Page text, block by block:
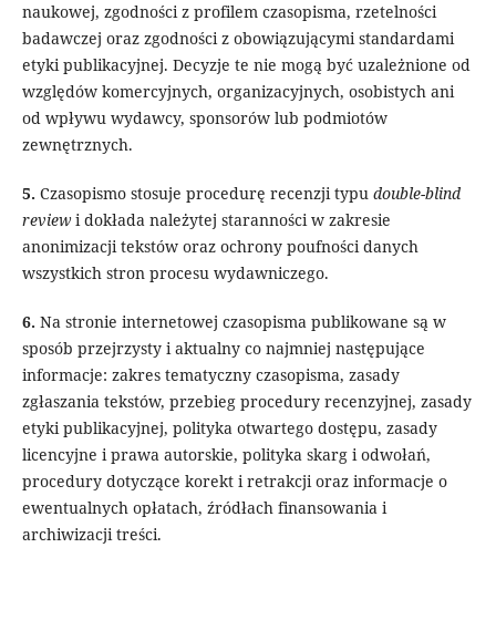
naukowej, zgodności z profilem czasopisma, rzetelności
badawczej oraz zgodności z obowiązującymi standardami
etyki publikacyjnej. Decyzje te nie mogą być uzależnione od
względów komercyjnych, organizacyjnych, osobistych ani
od wpływu wydawcy, sponsorów lub podmiotów
zewnętrznych.
5. Czasopismo stosuje procedurę recenzji typu double-blind
reviewi dokłada należytej staranności w zakresie
anonimizacji tekstów oraz ochrony poufności danych
wszystkich stron procesu wydawniczego.
6. Na stronie internetowej czasopisma publikowane są w
sposób przejrzysty i aktualny co najmniej następujące
informacje: zakres tematyczny czasopisma, zasady
zgłaszania tekstów, przebieg procedury recenzyjnej, zasady
etyki publikacyjnej, polityka otwartego dostępu, zasady
licencyjne i prawa autorskie, polityka skarg i odwołań,
procedury dotyczące korekt i retrakcji oraz informacje o
ewentualnych opłatach, źródłach finansowania i
archiwizacji treści.